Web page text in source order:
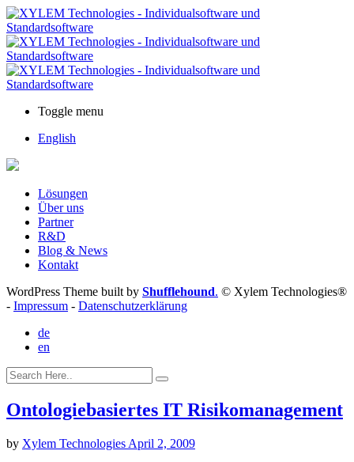
Toggle menu
English
Lösungen
Über uns
Partner
R&D
Blog & News
Kontakt
WordPress Theme built by Shufflehound. © Xylem Technologies®
- Impressum - Datenschutzerklärung
de
en
Ontologiebasiertes IT Risikomanagement
by Xylem Technologies April 2, 2009